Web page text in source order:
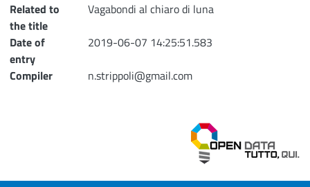
Related to
the title
Vagabondi al chiaro di luna
Date of
entry
2019-06-07 14:25:51.583
Compiler
n.strippoli@gmail.com